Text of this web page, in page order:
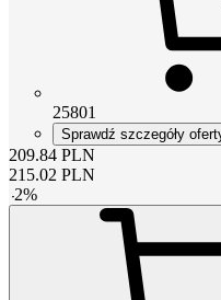
25801
Sprawdź szczegóły
209.84 PLN
215.02 PLN
-2%